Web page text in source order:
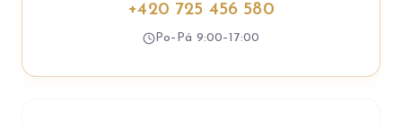
+420 725 456 580
Po–Pá 9:00–17:00